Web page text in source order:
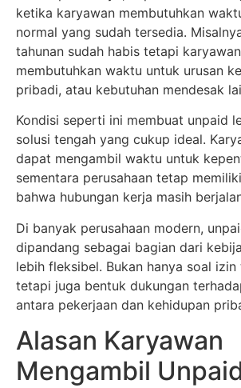
ketika karyawan membutuhkan
normal yang sudah tersedia.
tahunan sudah habis tetapi
membutuhkan waktu untuk urusan
pribadi, atau kebutuhan mendesak
Kondisi seperti ini membuat unpaid
solusi tengah yang cukup ideal.
dapat mengambil waktu untuk
sementara perusahaan tetap
bahwa hubungan kerja masih
Di banyak perusahaan modern,
dipandang sebagai bagian dari
lebih fleksibel. Bukan hanya soal izin
tetapi juga bentuk dukungan
antara pekerjaan dan kehidupan
Alasan Karyawan
Mengambil